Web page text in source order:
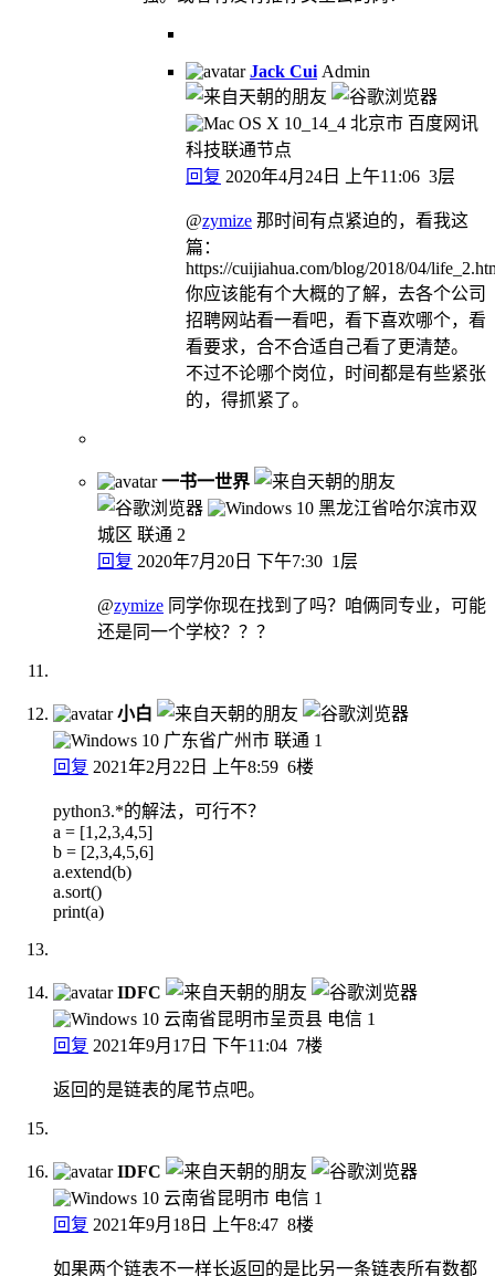
Jack Cui Admin
北京市 百度网讯
科技联通节点
回复 2020年4月24日 上午11:06 3层
@zymize 那时间有点紧迫的，看我这
篇：
https://cuijiahua.com/blog/2018/04/
你应该能有个大概的了解，去各个公司
招聘网站看一看吧，看下喜欢哪个，看
看要求，合不合适自己看了更清楚。
不过不论哪个岗位，时间都是有些紧张
的，得抓紧了。
一书一世界
黑龙江省哈尔滨市双
城区 联通 2
回复 2020年7月20日 下午7:30 1层
@zymize 同学你现在找到了吗？咱俩同专业，可能
还是同一个学校？？？
小白
广东省广州市 联通 1
回复 2021年2月22日 上午8:59 6楼
python3.*的解法，可行不？
a = [1,2,3,4,5]
b = [2,3,4,5,6]
a.extend(b)
a.sort()
print(a)
IDFC
云南省昆明市呈贡县 电信 1
回复 2021年9月17日 下午11:04 7楼
返回的是链表的尾节点吧。
IDFC
云南省昆明市 电信 1
回复 2021年9月18日 上午8:47 8楼
如果两个链表不一样长返回的是比另一条链表所有数都